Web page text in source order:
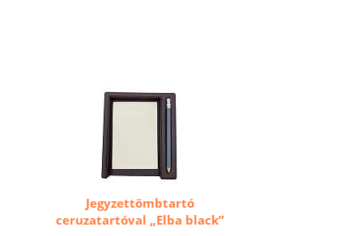
Jegyzettömbtartó
ceruzatartóval „Elba black”